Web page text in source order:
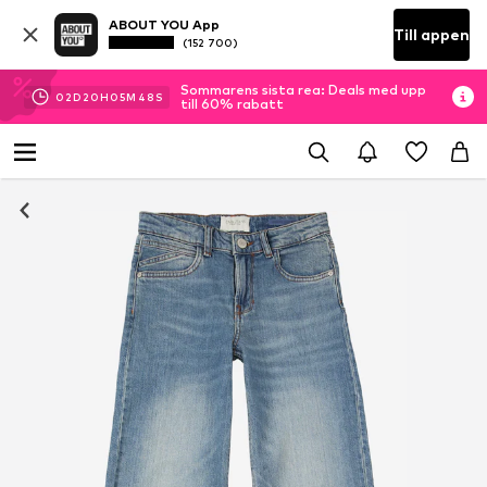
ABOUT YOU App
(152 700) Till appen
02D 20H 05M 47 S
Sommarens sista rea: Deals med upp
till 60% rabatt